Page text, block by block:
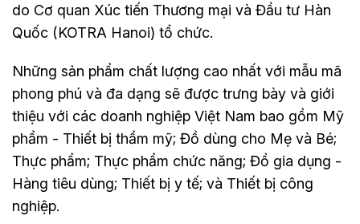
do Cơ quan Xúc tiến Thương mại và Đầu tư Hàn
Quốc (KOTRA Hanoi) tổ chức.
Những sản phẩm chất lượng cao nhất với mẫu mã
phong phú và đa dạng sẽ được trưng bày và giới
thiệu với các doanh nghiệp Việt Nam bao gồm Mỹ
phẩm - Thiết bị thẩm mỹ; Đồ dùng cho Mẹ và Bé;
Thực phẩm; Thực phẩm chức năng; Đồ gia dụng -
Hàng tiêu dùng; Thiết bị y tế; và Thiết bị công
nghiệp.